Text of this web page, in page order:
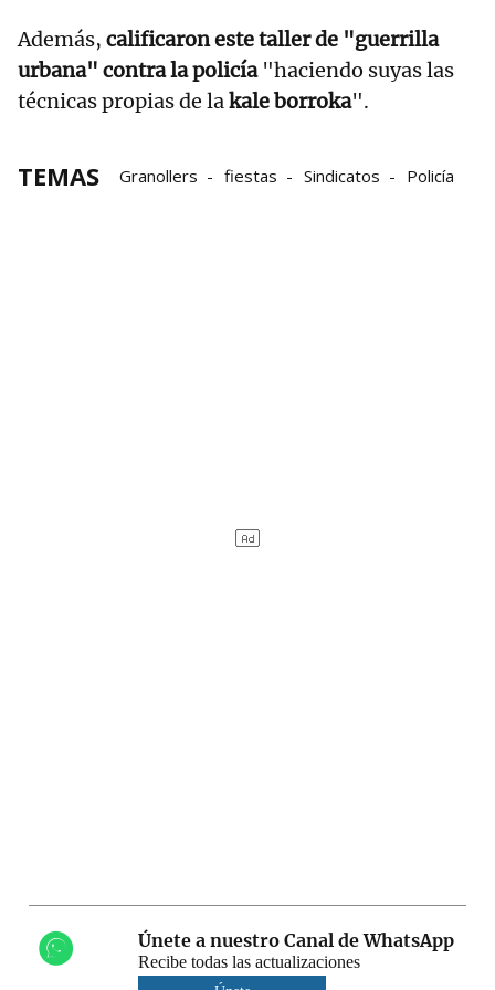
Además, calificaron este taller de "guerrilla
urbana" contra la policía"haciendo suyas las
técnicas propias de lakale borroka".
TEMAS Granollers fiestas Sindicatos Policía
Únete a nuestro Canal de WhatsApp
Recibe todas las actualizaciones